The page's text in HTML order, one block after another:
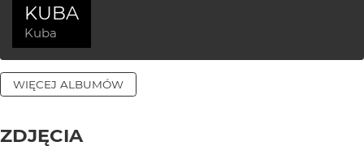
KUBA
Kuba
WIĘCEJ ALBUMÓW
ZDJĘCIA